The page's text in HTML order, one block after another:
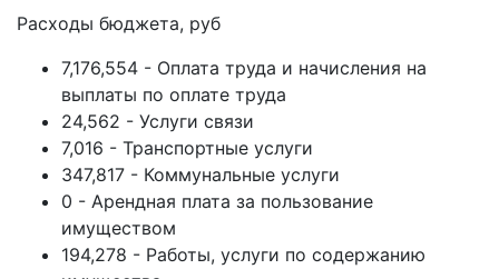
Расходы бюджета, руб
7,176,554 - Оплата труда и начисления на
выплаты по оплате труда
24,562 - Услуги связи
7,016 - Транспортные услуги
347,817 - Коммунальные услуги
0 - Арендная плата за пользование
имуществом
194,278 - Работы, услуги по содержанию